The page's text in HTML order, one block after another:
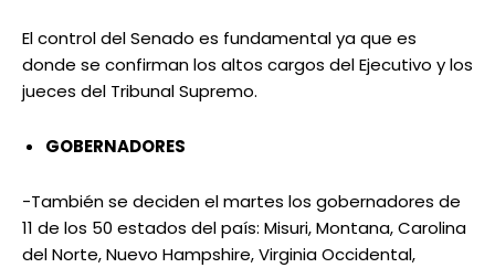
El control del Senado es fundamental ya que es
donde se confirman los altos cargos del Ejecutivo y los
jueces del Tribunal Supremo.
GOBERNADORES
-También se deciden el martes los gobernadores de
11 de los 50 estados del país: Misuri, Montana, Carolina
del Norte, Nuevo Hampshire, Virginia Occidental,